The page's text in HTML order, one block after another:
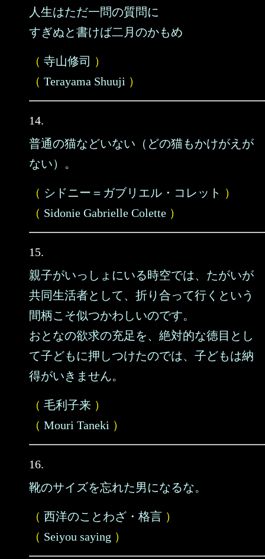
人生はただ一問の質問に
すぎぬと書けば二月のかもめ
（ 寺山修司 ）
（ Terayama Shuuji ）
14.
普通の猫などいない（どの猫もかけがえが
ない）。
（ シドニー＝ガブリエル・コレット ）
（ Sidonie Gabrielle Colette ）
15.
親子がいっしょにいる時空では、たがいが
共同生活者として、折り合って行くという
間柄こそ似つかわしいのです。
おとなの欲求の充足を、絶対的な徳目とし
て子どもに押しつけたのでは、子どもは納
得がいきません。
（ 毛利子来 ）
（ Mouri Taneki ）
16.
靴のサイズを忘れた男になるな。
（ 西洋のことわざ・格言 ）
（ Seiyou saying ）